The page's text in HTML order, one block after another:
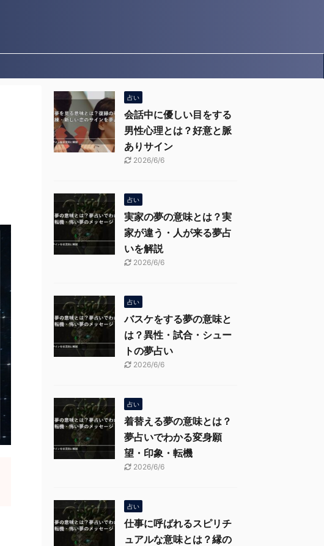
占い
会話中に優しい目をする
男性心理とは？好意と脈
ありサイン
2026/6/6
占い
実家の夢の意味とは？実
家が違う・人が来る夢占
いを解説
2026/6/6
占い
バスケをする夢の意味と
は？異性・試合・シュー
トの夢占い
2026/6/6
占い
着替える夢の意味とは？
夢占いでわかる変身願
望・印象・転機
2026/6/6
占い
仕事に呼ばれるスピリチ
ュアルな意味とは？縁の